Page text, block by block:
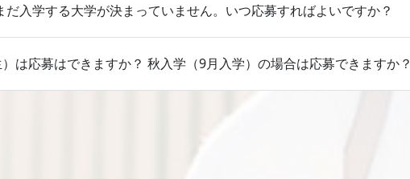
入学する大学が決まっていません。いつ応募すればよいですか？
は応募はできますか？ 秋入学（9月入学）の場合は応募できますか？